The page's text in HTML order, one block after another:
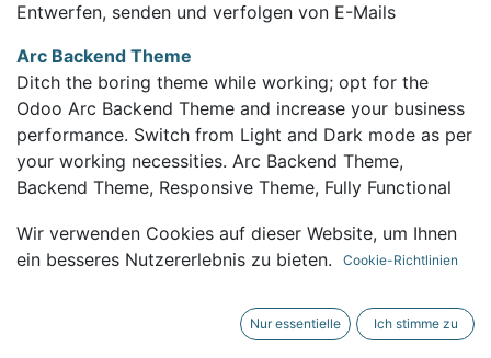
Entwerfen, senden und verfolgen von E-Mails
Arc Backend Theme
Ditch the boring theme while working; opt for the
Odoo Arc Backend Theme and increase your business
performance. Switch from Light and Dark mode as per
your working necessities. Arc Backend Theme,
Backend Theme, Responsive Theme, Fully Functional
Modern Multipurpose Theme, Lightweight Backend
Theme, Animated Backend Theme, Advance Material
Tab Backend Theme Odoo, Attractive Theme for
Backend, Elegant Backend Theme, Community
Wir verwenden Cookies auf dieser Website, um Ihnen
ein besseres Nutzererlebnis zu bieten.
Cookie-Richtlinien
Nur essentielle Ich stimme zu